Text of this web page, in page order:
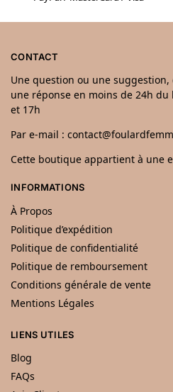
CONTACT
Une question ou une
une réponse en moins de 24h
et 17h
Par e-mail :
Cette boutique appartient à une
INFORMATIONS
À Propos
Politique d’expédition
Politique de confidentialité
Politique de remboursement
Conditions générale de vente
Mentions Légales
LIENS UTILES
Blog
FAQs